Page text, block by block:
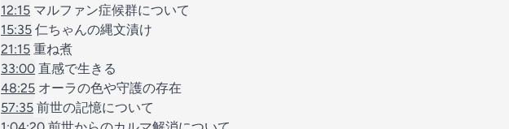
12:15 マルファン症候群について
15:35 仁ちゃんの縄文漬け
21:15 重ね煮
33:00 直感で生きる
48:25 オーラの色や守護の存在
57:35 前世の記憶について